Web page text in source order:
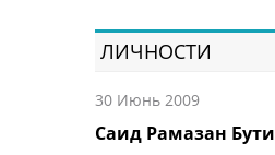
ЛИЧНОСТИ
30 Июнь 2009
Саид Рамазан Бути